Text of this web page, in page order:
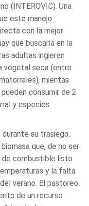
(INTEROVIC). Una
este manejo
con la mejor
que buscarla en la
adultas ingieren
vegetal seca (entre
mientas
consumir de 2
y especies
su trasiego,
que, de no ser
de combustible listo
y la falta
verano. El pastoreo
de un recurso